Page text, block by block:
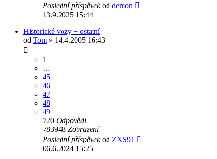
Poslední příspěvekod demon
13.9.2025 15:44
Historické vozy + ostatní
od Tom » 14.4.2005 16:43
1
…
45
46
47
48
49
720 Odpovědi
783948 Zobrazení
Poslední příspěvekod ZXS91
06.6.2024 15:25